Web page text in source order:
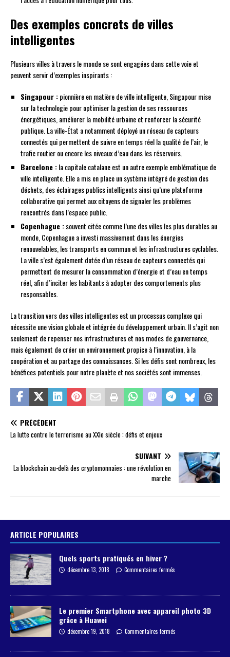
Des exemples concrets de villes
intelligentes
Plusieurs villes à travers le monde se sont engagées dans cette voie et
peuvent servir d’exemples inspirants :
Singapour :pionnière en matière de ville intelligente, Singapour mise
sur la technologie pour optimiser la gestion de ses ressources
énergétiques, améliorer la mobilité urbaine et renforcer la sécurité
publique. La ville-État a notamment déployé un réseau de capteurs
connectés qui permettent de suivre en temps réel la qualité de l’air, le
trafic routier ou encore les niveaux d’eau dans les réservoirs.
Barcelone :la capitale catalane est un autre exemple emblématique de
ville intelligente. Elle a mis en place un système intégré de gestion des
déchets, des éclairages publics intelligents ainsi qu’une plateforme
collaborative qui permet aux citoyens de signaler les problèmes
rencontrés dans l’espace public.
Copenhague :souvent citée comme l’une des villes les plus durables au
monde, Copenhague a investi massivement dans les énergies
renouvelables, les transports en commun et les infrastructures cyclables.
La ville s’est également dotée d’un réseau de capteurs connectés qui
permettent de mesurer la consommation d’énergie et d’eau en temps
réel, afin d’inciter les habitants à adopter des comportements plus
responsables.
La transition vers des villes intelligentes est un processus complexe qui
nécessite une vision globale et intégrée du développement urbain. Il s’agit non
seulement de repenser nos infrastructures et nos modes de gouvernance,
mais également de créer un environnement propice à l’innovation, à la
coopération et au partage des connaissances. Si les défis sont nombreux, les
bénéfices potentiels pour notre planète et nos sociétés sont immenses.
PRÉCÉDENT
La lutte contre le terrorisme au XXIe siècle : défis et enjeux
SUIVANT
La blockchain au-delà des cryptomonnaies : une révolution en
marche
ARTICLE POPULAIRES
Quels sports pratiqués en hiver ?
décembre 13, 2018 Commentaires fermés
Le premier Smartphone avec appareil photo 3D
grâce à Huawei
décembre 19, 2018 Commentaires fermés